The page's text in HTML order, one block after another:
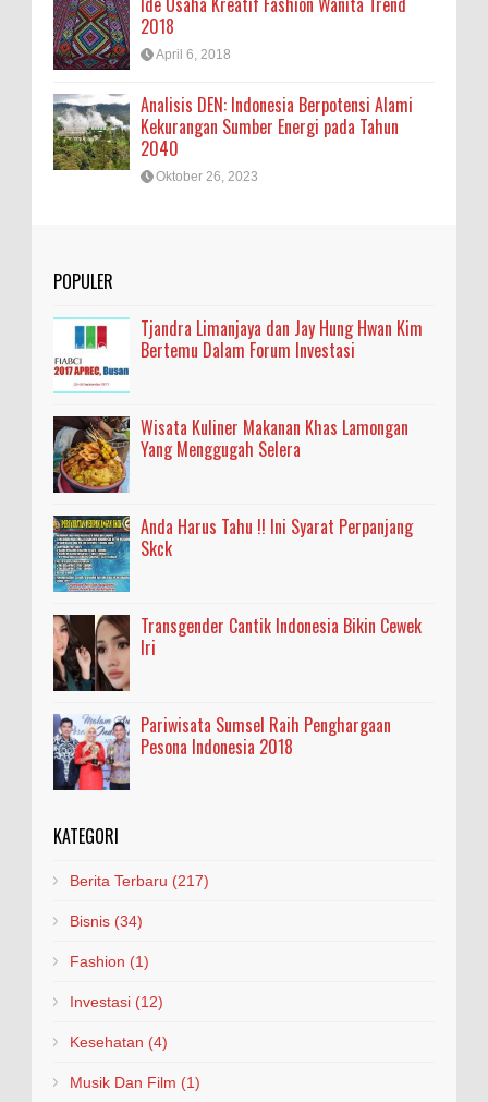
2018
April 6, 2018
Analisis DEN: Indonesia Berpotensi Alami
Kekurangan Sumber Energi pada Tahun
2040
Oktober 26, 2023
POPULER
Tjandra Limanjaya dan Jay Hung Hwan Kim
Bertemu Dalam Forum Investasi
Wisata Kuliner Makanan Khas Lamongan
Yang Menggugah Selera
Anda Harus Tahu !! Ini Syarat Perpanjang
Skck
Transgender Cantik Indonesia Bikin Cewek
Iri
Pariwisata Sumsel Raih Penghargaan
Pesona Indonesia 2018
KATEGORI
Berita Terbaru (217)
Bisnis (34)
Fashion (1)
Investasi (12)
Kesehatan (4)
Musik Dan Film (1)